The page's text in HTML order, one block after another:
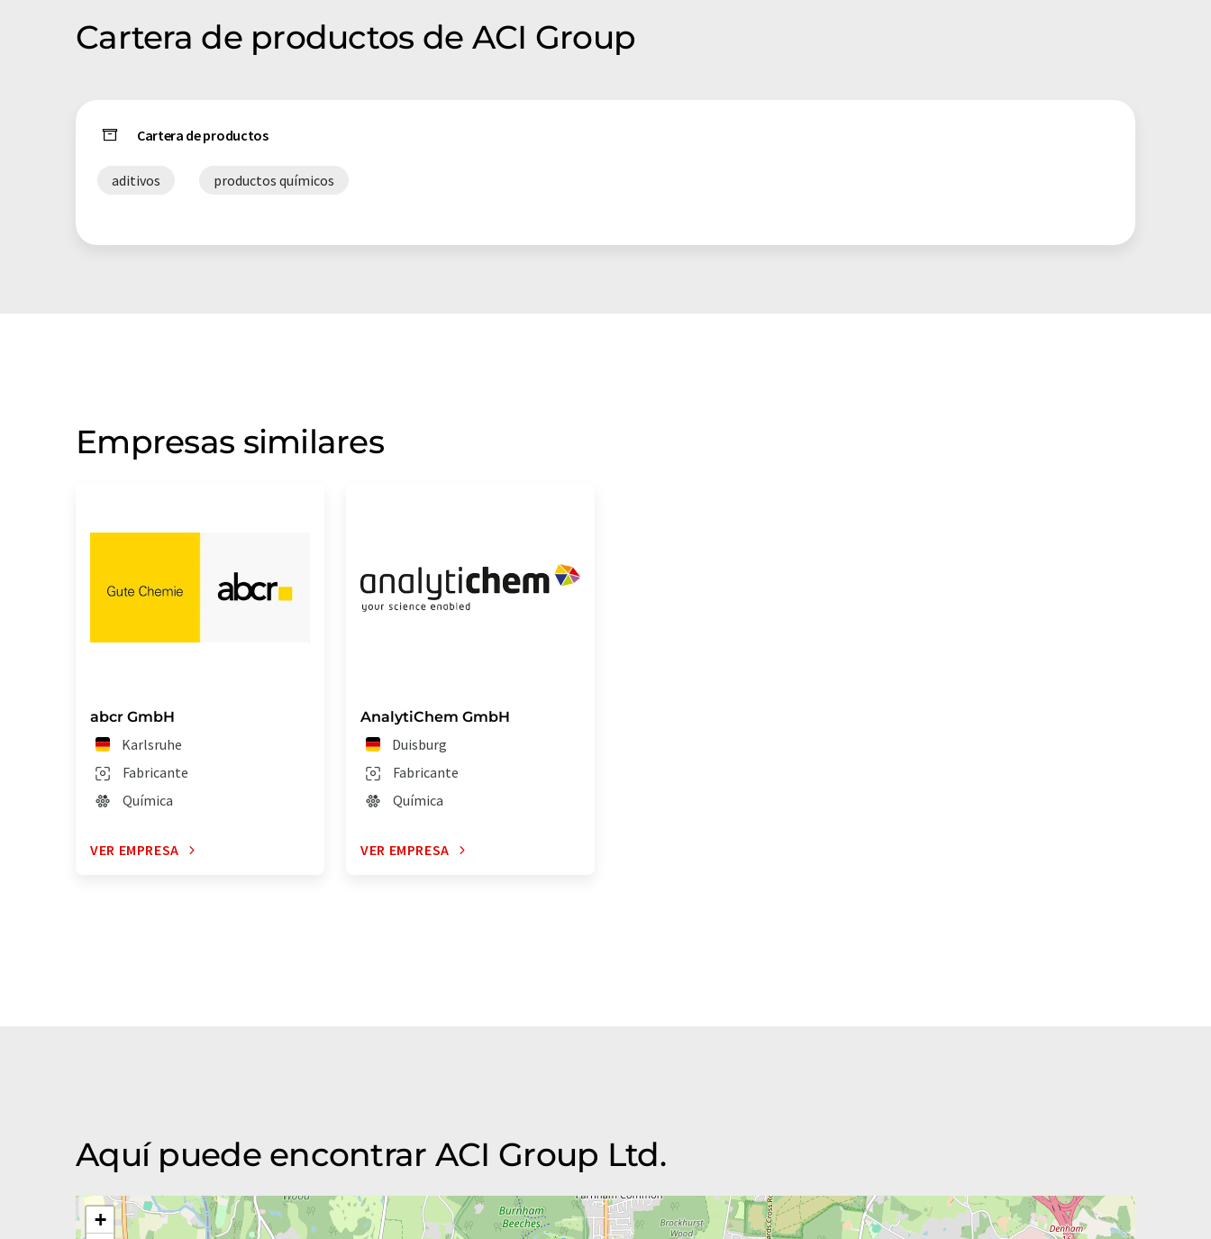
Cartera de productos de ACI Group
Cartera de productos
aditivos productos químicos
Empresas similares
abcr GmbH
Karlsruhe
Fabricante
Química
VER EMPRESA
AnalytiChem GmbH
Duisburg
Fabricante
Química
VER EMPRESA
Aquí puede encontrar ACI Group Ltd.
+